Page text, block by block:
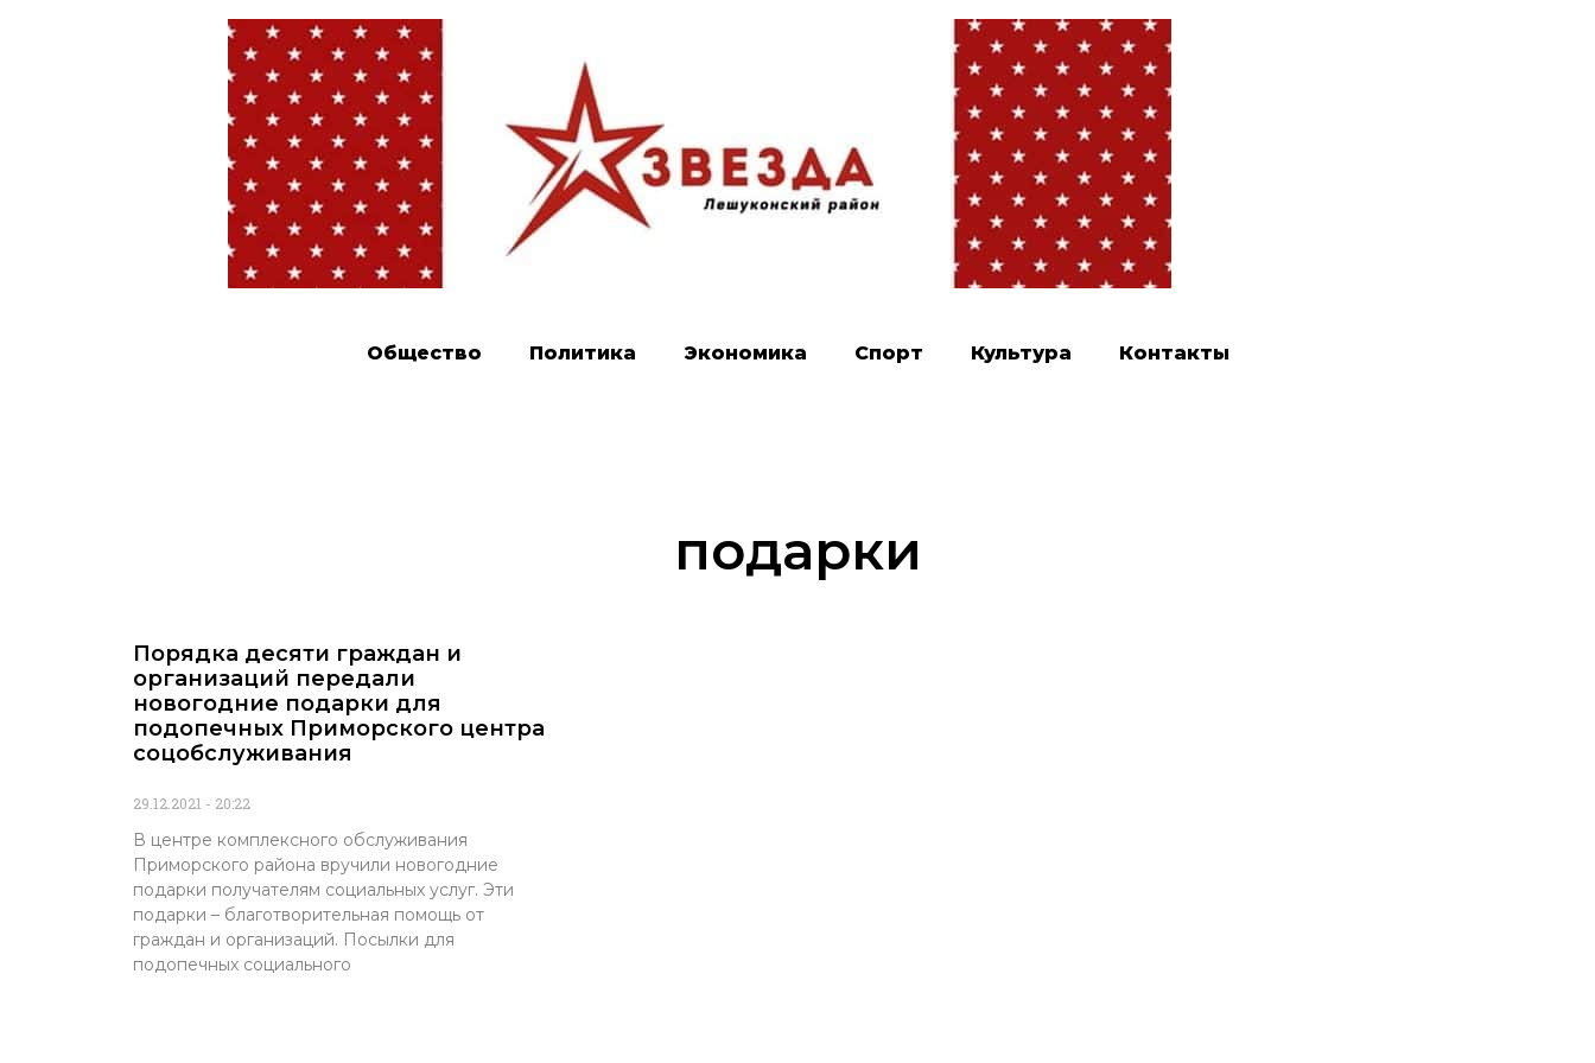
Общество Политика Экономика Спорт Культура Контакты
подарки
Порядка десяти граждан и
организаций передали
новогодние подарки для
подопечных Приморского центра
соцобслуживания
29.12.2021 20:22
В центре комплексного обслуживания
Приморского района вручили новогодние
подарки получателям социальных услуг. Эти
подарки – благотворительная помощь от
граждан и организаций. Посылки для
подопечных социального